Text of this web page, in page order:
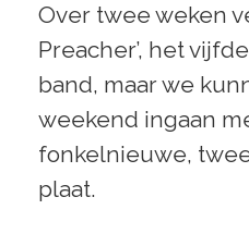
Over twee weken
Preacher’, het
band, maar we
weekend ingaan
fonkelnieuwe,
plaat.